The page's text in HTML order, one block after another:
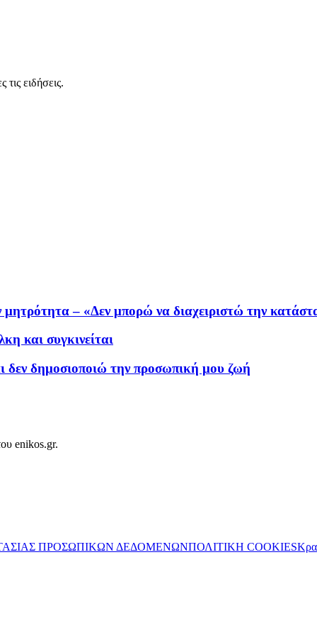
ειδήσεις.
μητρότητα – «Δεν μπορώ να διαχειριστώ την
και συγκινείται
δεν δημοσιοποιώ την προσωπική μου ζωή
enikos.gr.
ΠΡΟΣΩΠΙΚΩΝ ΔΕΔΟΜΕΝΩΝΠΟΛΙΤΙΚΗ COOKIES